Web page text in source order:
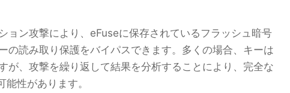
ョン攻撃により、eFuseに保存されているフラッシュ暗号
の読み取り保護をバイパスできます。多くの場合、キーは
が、攻撃を繰り返して結果を分析することにより、完全な
性があります。